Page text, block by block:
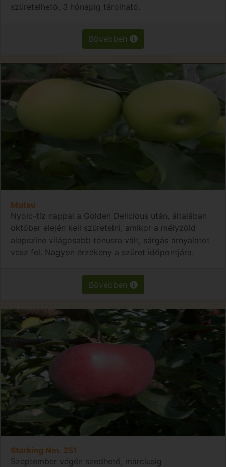
szüretelhető, 3 hónapig tárolható.
Bővebben
Mutsu
Nyolc-tíz nappal a Golden Delicious után, általában
október elején kell szüretelni, amikor a mélyzöld
alapszíne világosabb tónusra vált, sárgás árnyalatot
vesz fel. Nagyon érzékeny a szüret időpontjára.
Bővebben
Starking Nm. 251
Szeptember végén szedhető, márciusig